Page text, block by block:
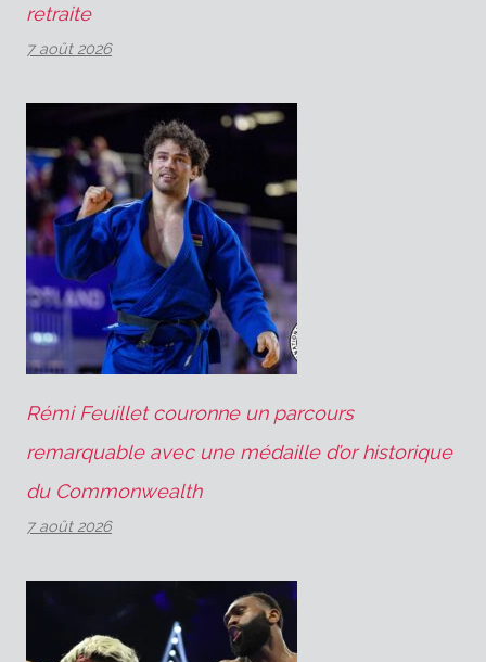
retraite
7 août 2026
Rémi Feuillet couronne un parcours
remarquable avec une médaille d’or historique
du Commonwealth
7 août 2026